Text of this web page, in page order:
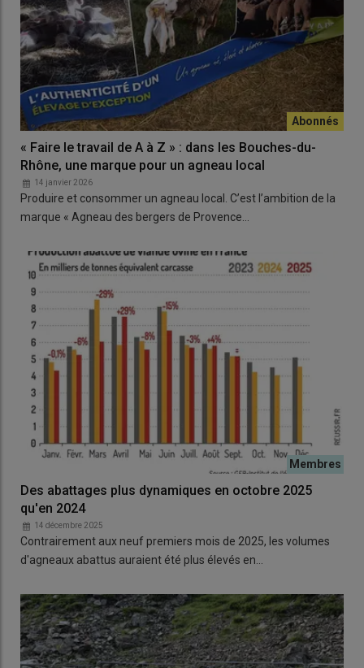
« Faire le travail de A à Z » : dans les Bouches-du-
Rhône, une marque pour un agneau local
14 janvier 2026
Produire et consommer un agneau local. C’est l’ambition de la
marque « Agneau des bergers de Provence…
Des abattages plus dynamiques en octobre 2025
qu'en 2024
14 décembre 2025
Contrairement aux neuf premiers mois de 2025, les volumes
d'agneaux abattus auraient été plus élevés en…